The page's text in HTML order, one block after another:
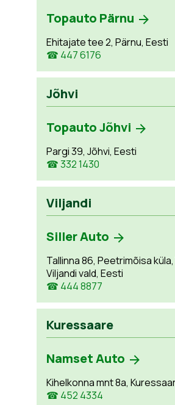
Topauto Pärnu
Ehitajate tee 2, Pärnu, Eesti
☎ 447 6176
Jõhvi
Topauto Jõhvi
Pargi 39, Jõhvi, Eesti
☎ 332 1430
Viljandi
Siller Auto
Tallinna 86, Peetrimõisa küla,
Viljandi vald, Eesti
☎ 444 8877
Kuressaare
Namset Auto
Kihelkonna mnt 8a,
☎ 452 4334